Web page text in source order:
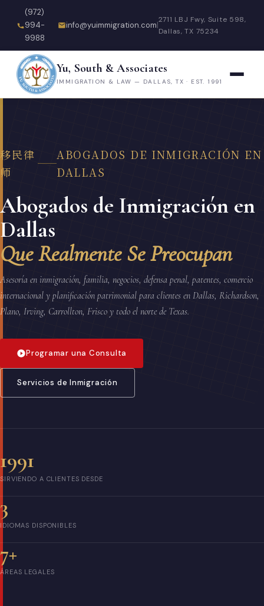
(972)
994-
9988
info@yuimmigration.com|
2711 LBJ Fwy, Suite 598,
Dallas, TX 75234
Yu, South & Associates
IMMIGRATION & LAW — DALLAS, TX · EST. 1991
移民律
师
ABOGADOS DE INMIGRACIÓN EN
DALLAS
Abogados de Inmigración en
Dallas
Que Realmente Se Preocupan
Asesoría en inmigración, familia, negocios, defensa penal, patentes, comercio
internacional y planificación patrimonial para clientes en Dallas, Richardson,
Plano, Irving, Carrollton, Frisco y todo el norte de Texas.
Programar una Consulta
Servicios de Inmigración
1991
SIRVIENDO A CLIENTES DESDE
3
IDIOMAS DISPONIBLES
7+
ÁREAS LEGALES